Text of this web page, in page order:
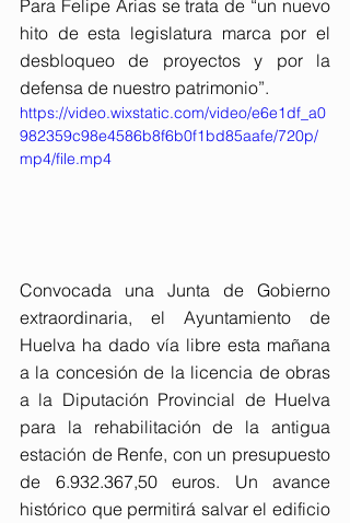
Para Felipe Arias se trata de “un nuevo
hito de esta legislatura marca por el
desbloqueo de proyectos y por la
defensa de nuestro patrimonio”.
https://video.wixstatic.com/video/e6e1df_a0
982359c98e4586b8f6b0f1bd85aafe/720p/
mp4/file.mp4
Convocada una Junta de Gobierno
extraordinaria, el Ayuntamiento de
Huelva ha dado vía libre esta mañana
a la concesión de la licencia de obras
a la Diputación Provincial de Huelva
para la rehabilitación de la antigua
estación de Renfe, con un presupuesto
de 6.932.367,50 euros. Un avance
histórico que permitirá salvar el edificio